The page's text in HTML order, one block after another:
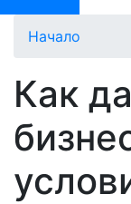
Начало
Как